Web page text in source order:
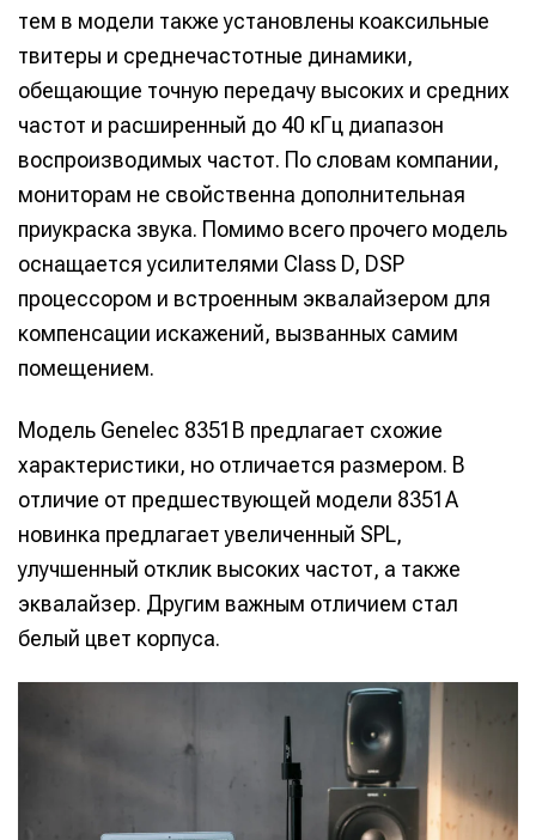
тем в модели также установлены коаксильные
твитеры и среднечастотные динамики,
обещающие точную передачу высоких и средних
частот и расширенный до 40 кГц диапазон
воспроизводимых частот. По словам компании,
мониторам не свойственна дополнительная
приукраска звука. Помимо всего прочего модель
оснащается усилителями Class D, DSP
процессором и встроенным эквалайзером для
компенсации искажений, вызванных самим
помещением.
Модель Genelec 8351B предлагает схожие
характеристики, но отличается размером. В
отличие от предшествующей модели 8351A
новинка предлагает увеличенный SPL,
улучшенный отклик высоких частот, а также
эквалайзер. Другим важным отличием стал
белый цвет корпуса.